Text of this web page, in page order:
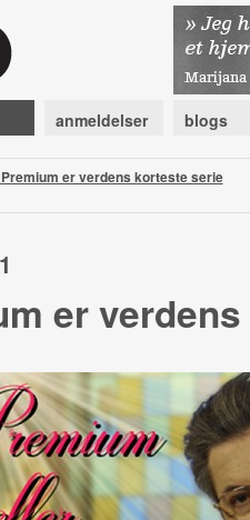
anmeldelser blogs
er verdens korteste serie
er